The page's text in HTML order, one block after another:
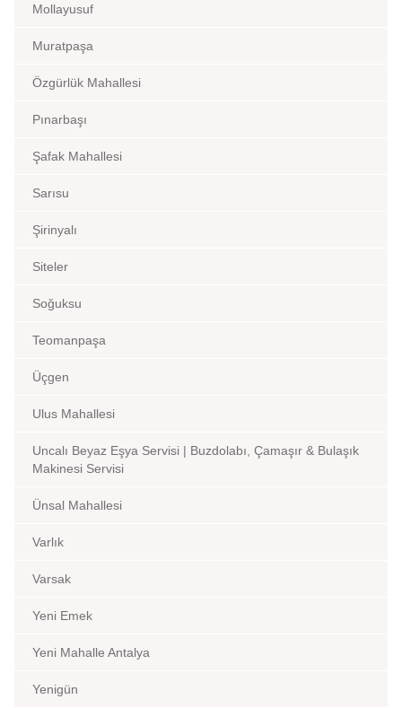
Mollayusuf
Muratpaşa
Özgürlük Mahallesi
Pınarbaşı
Şafak Mahallesi
Sarısu
Şirinyalı
Siteler
Soğuksu
Teomanpaşa
Üçgen
Ulus Mahallesi
Uncalı Beyaz Eşya Servisi | Buzdolabı, Çamaşır & Bulaşık
Makinesi Servisi
Ünsal Mahallesi
Varlık
Varsak
Yeni Emek
Yeni Mahalle Antalya
Yenigün